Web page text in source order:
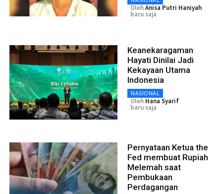
OlehAnisa Putri Haniyah
baru saja
Keanekaragaman
Hayati Dinilai Jadi
Kekayaan Utama
Indonesia
NASIONAL
Oleh Hana Syarif
baru saja
Pernyataan Ketua the
Fed membuat Rupiah
Melemah saat
Pembukaan
Perdagangan